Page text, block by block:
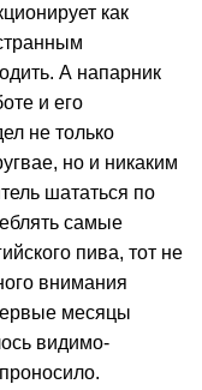
как
А напарник
и его
не только
но и никаким
шататься по
самые
пива, тот не
внимания
месяцы
видимо-